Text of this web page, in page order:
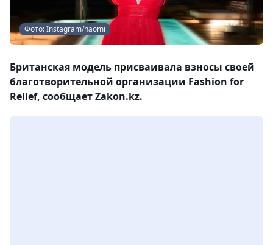
Фото: Instagram/naomi
Британская модель присваивала взносы своей
благотворительной организации Fashion for
Relief, сообщает Zakon.kz.